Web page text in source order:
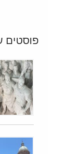
פוסטים